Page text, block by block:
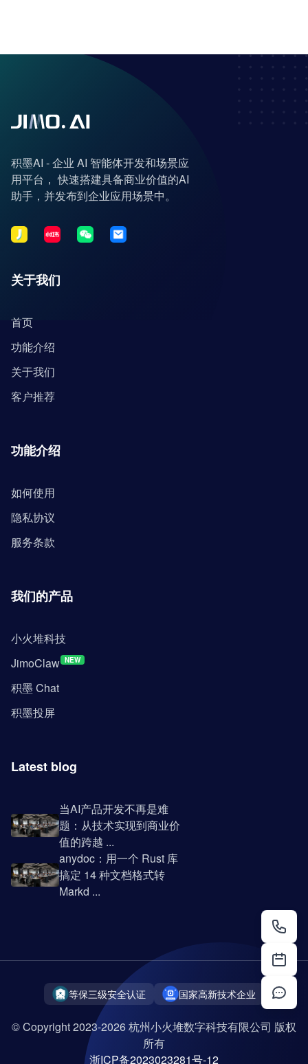
积墨AI - 企业 AI 智能体开发和场景应
用平台， 快速搭建具备商业价值的AI
助手，并发布到企业应用场景中。
关于我们
首页
功能介绍
关于我们
客户推荐
功能介绍
如何使用
隐私协议
服务条款
我们的产品
小火堆科技
JimoClaw NEW
积墨 Chat
积墨投屏
Latest blog
当AI产品开发不再是难
题：从技术实现到商业价
值的跨越 ...
anydoc：用一个 Rust 库
搞定 14 种文档格式转
Markd ...
等保三级安全认证 国家高新技术企业
© Copyright 2023-2026 杭州小火堆数字科技有限公司 版权
所有
浙ICP备2023023281号-12